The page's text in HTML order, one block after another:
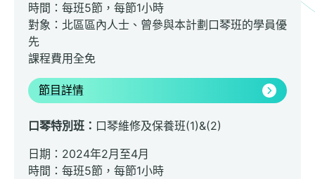
時間：每班5節，每節1小時
對象：北區區內人士、曾參與本計劃口琴班的學員優
先
課程費用全免
節目詳情
口琴特別班： 口琴維修及保養班(1)&(2)
日期：2024年2月至4月
時間：每班5節，每節1小時